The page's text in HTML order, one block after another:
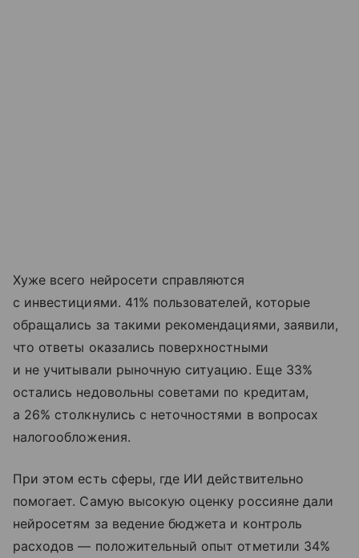
Хуже всего нейросети справляются
с инвестициями. 41% пользователей, которые
обращались за такими рекомендациями, заявили,
что ответы оказались поверхностными
и не учитывали рыночную ситуацию. Еще 33%
остались недовольны советами по кредитам,
а 26% столкнулись с неточностями в вопросах
налогообложения.
При этом есть сферы, где ИИ действительно
помогает. Самую высокую оценку россияне дали
нейросетям за ведение бюджета и контроль
расходов — положительный опыт отметили 34%